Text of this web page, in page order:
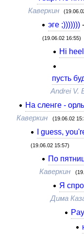
Каверкин
эге ;)))))))-
(19.06.02 16:55)
Hi
пусть
Andrei V.
На сленге -
Каверкин
(19.06.02
I guess,
(19.06.02 15:57)
По
Каверкин
Я
Дима